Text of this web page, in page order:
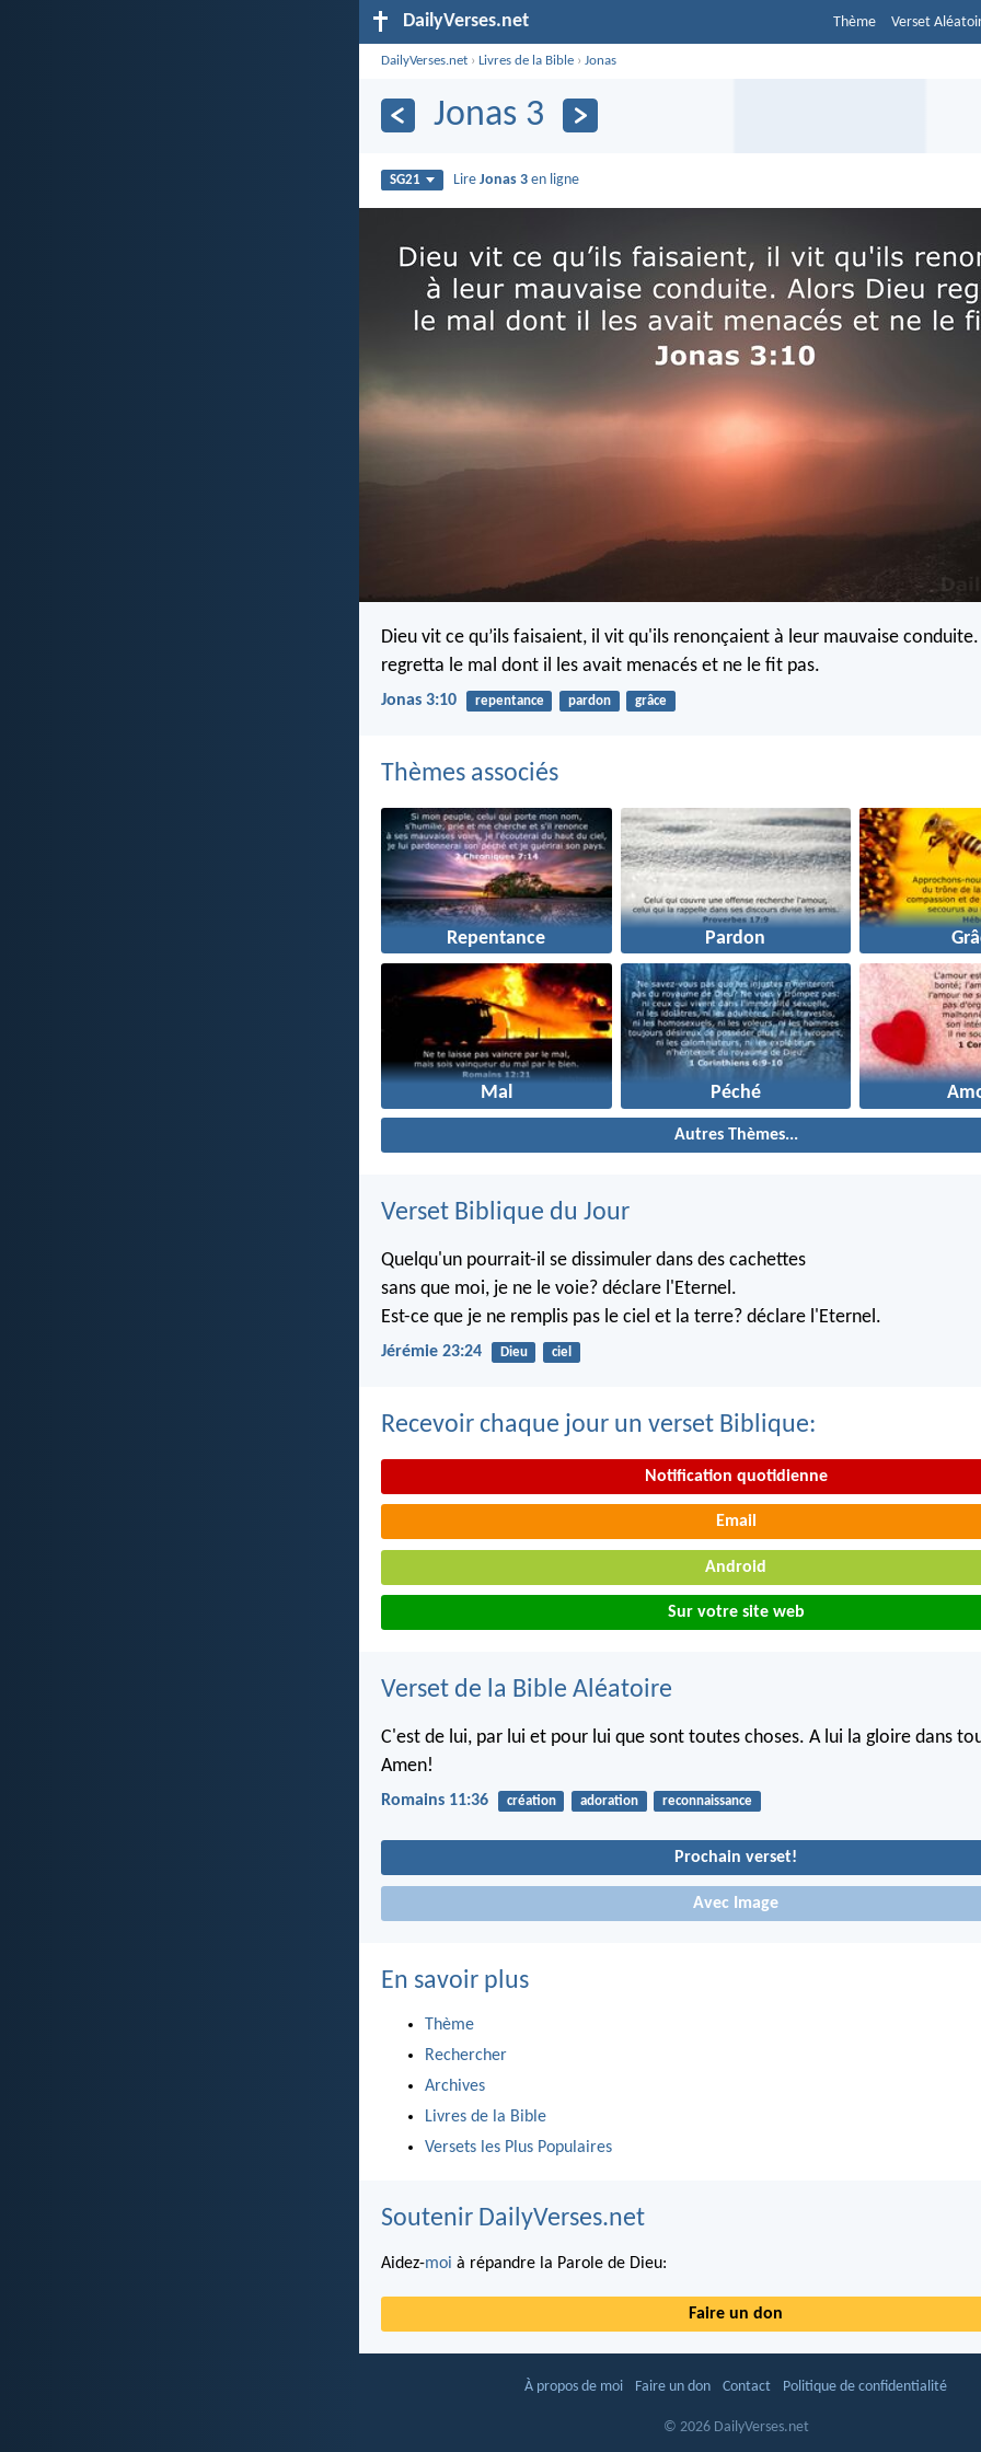
DailyVerses.net Thème Verset
DailyVerses.net ›Livres de la Bible ›Jonas
Jonas 3
SG21 LireJonas 3 en ligne
Dieu vit ce qu’ils faisaient, il vit qu'ils renonçaient à leur mauvaise
regretta le mal dont il les avait menacés et ne le fit pas.
Jonas 3:10 repentance pardon grâce
Thèmes associés
Repentance Pardon
Mal Péché
Autres Thèmes...
Verset Biblique du Jour
Quelqu'un pourrait-il se dissimuler dans des cachettes
sans que moi, je ne le voie? déclare l'Eternel.
Est-ce que je ne remplis pas le ciel et la terre? déclare l'Eternel.
Jérémie 23:24 Dieu ciel
Recevoir chaque jour un verset Biblique:
Notification quotidienne
Email
Android
Sur votre site web
Verset de la Bible Aléatoire
C'est de lui, par lui et pour lui que sont toutes choses. A lui la gloire dans
Amen!
Romains 11:36 création adoration reconnaissance
Prochain verset!
Avec Image
En savoir plus
Thème
Rechercher
Archives
Livres de la Bible
Versets les Plus Populaires
Soutenir DailyVerses.net
Aidez-moi à répandre la Parole de Dieu:
Faire un don
À propos de moi Faire un don Contact Politique de confidentialité
© 2026 DailyVerses.net